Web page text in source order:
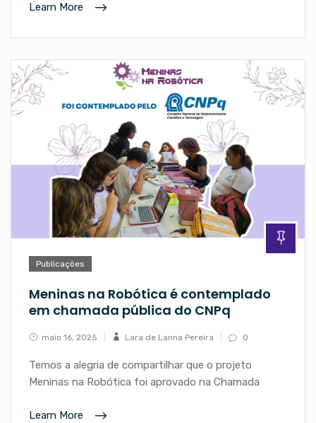
Learn More
Publicações
Meninas na Robótica é contemplado
em chamada pública do CNPq
maio 16, 2025 Lara de Lanna Pereira 0
Temos a alegria de compartilhar que o projeto
Meninas na Robótica foi aprovado na Chamada
Learn More